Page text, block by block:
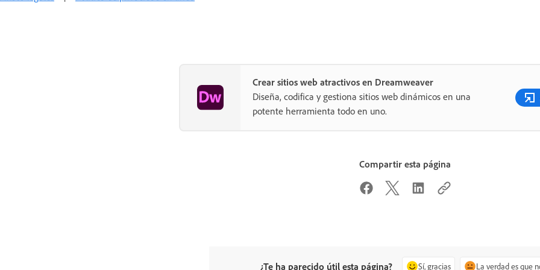
Crear sitios web atractivos en Dreamweaver
Diseña, codifica y gestiona sitios web dinámicos en una
potente herramienta todo en uno.
Compartir esta página
¿Te ha parecido útil esta página? Sí, gracias La verdad es que